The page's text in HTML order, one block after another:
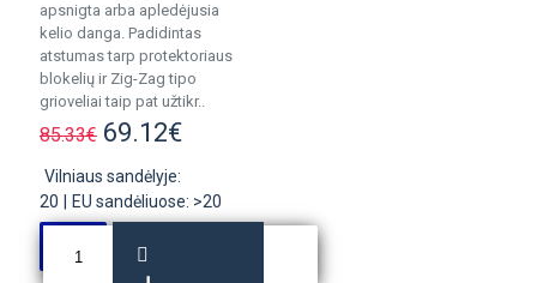
apsnigta arba apledėjusia
kelio danga. Padidintas
atstumas tarp protektoriaus
blokelių ir Zig-Zag tipo
grioveliai taip pat užtikr..
85.33€ 69.12€
Vilniaus sandėlyje:
20
EU sandėliuose: >20